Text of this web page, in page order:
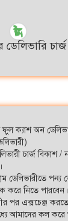
ডেলিভারি
ফুল ক্যাশ অন
চার্জ
ডেলিভারীতে পন্য
করে নিতে পারবেন।
পর এক্সচেঞ্জ
আমাদের কল